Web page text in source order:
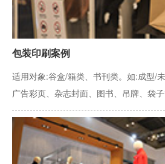
包装印刷案例
适用对象:谷盒/箱类、书刊类。如:成型/
广告彩页、杂志封面、图书、吊牌、袋子